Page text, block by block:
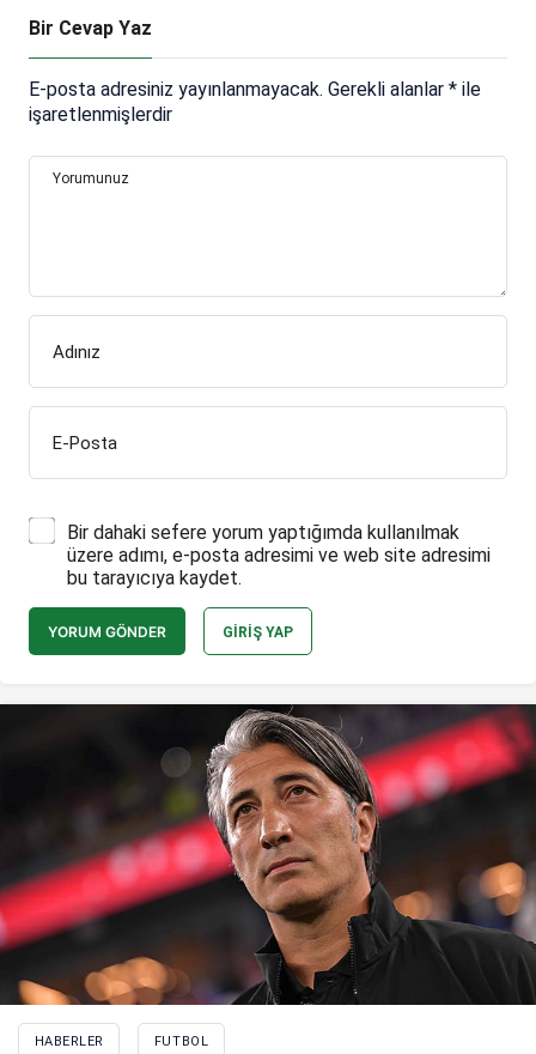
Bir Cevap Yaz
E-posta adresiniz yayınlanmayacak. Gerekli alanlar * ile
işaretlenmişlerdir
Yorumunuz
Adınız
E-Posta
Bir dahaki sefere yorum yaptığımda kullanılmak
üzere adımı, e-posta adresimi ve web site adresimi
bu tarayıcıya kaydet.
YORUM GÖNDER GIRIŞ YAP
HABERLER FUTBOL